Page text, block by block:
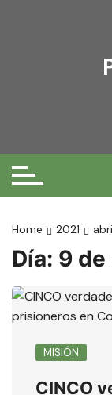
Home 2021
Día: 9 de
MISIÓN
CINCO